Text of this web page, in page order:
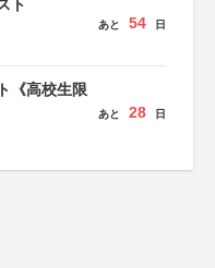
ト
あと 54 日
《高校生限
あと 28 日